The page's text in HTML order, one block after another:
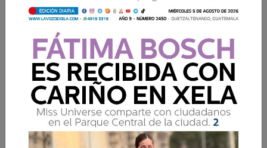
Resultados para:Artemis III